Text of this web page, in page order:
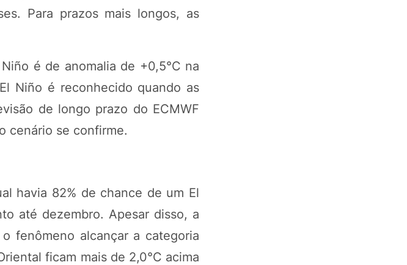
Para prazos mais longos, as
é de anomalia de +0,5°C na
Niño é reconhecido quando as
de longo prazo do ECMWF
cenário se confirme.
havia 82% de chance de um El
até dezembro. Apesar disso, a
fenômeno alcançar a categoria
ficam mais de 2,0°C acima